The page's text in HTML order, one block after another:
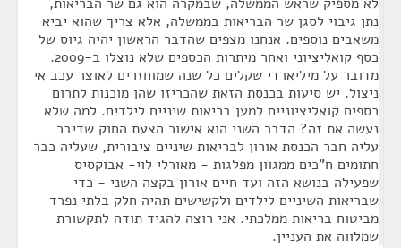
לא מספיק שראש הממשלה, שבמקרה הוא גם שר הבריאות,
נתן גיבוי לסגן שר הבריאות בממשלה, אלא צריך שהוא יביא
משאבים נוספים. אנחנו מצפים שהדבר הראשון יהיה גיוס של
כסף קואליציוני ואחר מיתרות הכספים שלא נוצלו ב-2009.
מדובר על מיליארדי שקלים כל שנה שמוחזרים לאוצר עכב אי
ניצול. יש סיעות בכנסת הזאת שהכריזו שהן מוכנות לתרום
כספים קואליציוניים למען בריאות שיניים לילדים. למה שלא
נעשה את זה? הדבר השני הוא אישור הצעת החוק שדיבר
עליה חבר הכנסת אורון לבריאות שיניים ציבורית, שעליה כבר
חתומים ח"כים ממגוון מפלגות - מאורלי לוי- אבוקסיס
שפעילה בנושא הזה ועד חיים אורון בקצה השני - כדי
שבריאות השיניים לילדים ולקשישים תהיה חלק בלתי נפרד
מביטוח בריאות ממלכתי. אני רוצה להגיד תודה לתקשורת
שמלווה את העניין.